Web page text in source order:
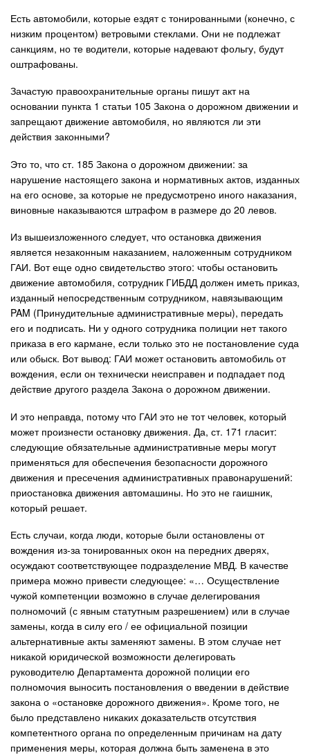
Есть автомобили, которые ездят с тонированными (конечно, с
низким процентом) ветровыми стеклами. Они не подлежат
санкциям, но те водители, которые надевают фольгу, будут
оштрафованы.
Зачастую правоохранительные органы пишут акт на
основании пункта 1 статьи 105 Закона о дорожном движении и
запрещают движение автомобиля, но являются ли эти
действия законными?
Это то, что ст. 185 Закона о дорожном движении: за
нарушение настоящего закона и нормативных актов, изданных
на его основе, за которые не предусмотрено иного наказания,
виновные наказываются штрафом в размере до 20 левов.
Из вышеизложенного следует, что остановка движения
является незаконным наказанием, наложенным сотрудником
ГАИ. Вот еще одно свидетельство этого: чтобы остановить
движение автомобиля, сотрудник ГИБДД должен иметь приказ,
изданный непосредственным сотрудником, навязывающим
PAM (Принудительные административные меры), передать
его и подписать. Ни у одного сотрудника полиции нет такого
приказа в его кармане, если только это не постановление суда
или обыск. Вот вывод: ГАИ может остановить автомобиль от
вождения, если он технически неисправен и подпадает под
действие другого раздела Закона о дорожном движении.
И это неправда, потому что ГАИ это не тот человек, который
может произнести остановку движения. Да, ст. 171 гласит:
следующие обязательные административные меры могут
применяться для обеспечения безопасности дорожного
движения и пресечения административных правонарушений:
приостановка движения автомашины. Но это не гаишник,
который решает.
Есть случаи, когда люди, которые были остановлены от
вождения из-за тонированных окон на передних дверях,
осуждают соответствующее подразделение МВД. В качестве
примера можно привести следующее: «… Осуществление
чужой компетенции возможно в случае делегирования
полномочий (с явным статутным разрешением) или в случае
замены, когда в силу его / ее официальной позиции
альтернативные акты заменяют замены. В этом случае нет
никакой юридической возможности делегировать
руководителю Департамента дорожной полиции его
полномочия выносить постановления о введении в действие
закона о «остановке дорожного движения». Кроме того, не
было представлено никаких доказательств отсутствия
компетентного органа по определенным причинам на дату
применения меры, которая должна быть заменена в это